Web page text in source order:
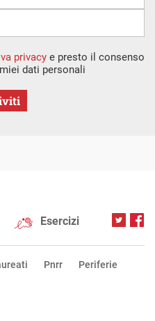
privacy e presto il consenso
dati personali
Esercizi
Pnrr Periferie